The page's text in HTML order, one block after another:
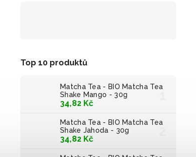
Top 10 produktů
Matcha Tea - BIO Matcha Tea
Shake Mango - 30g
34,82 Kč
Matcha Tea - BIO Matcha Tea
Shake Jahoda - 30g
34,82 Kč